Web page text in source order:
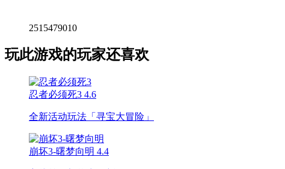
2515479010
玩此游戏的玩家还喜欢
忍者必须死3 4.6
全新活动玩法「寻宝大冒险」
崩坏3-曙梦向明 4.4